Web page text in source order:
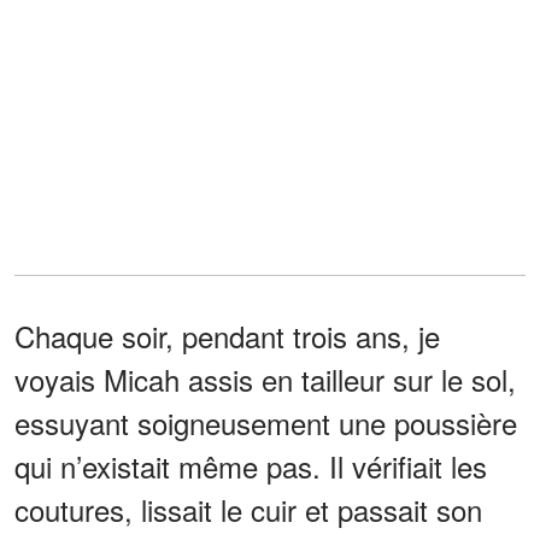
Chaque soir, pendant trois ans, je
voyais Micah assis en tailleur sur le sol,
essuyant soigneusement une poussière
qui n’existait même pas. Il vérifiait les
coutures, lissait le cuir et passait son